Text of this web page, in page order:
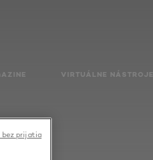
VIRTUÁLNE NÁSTROJE
bez prijatia